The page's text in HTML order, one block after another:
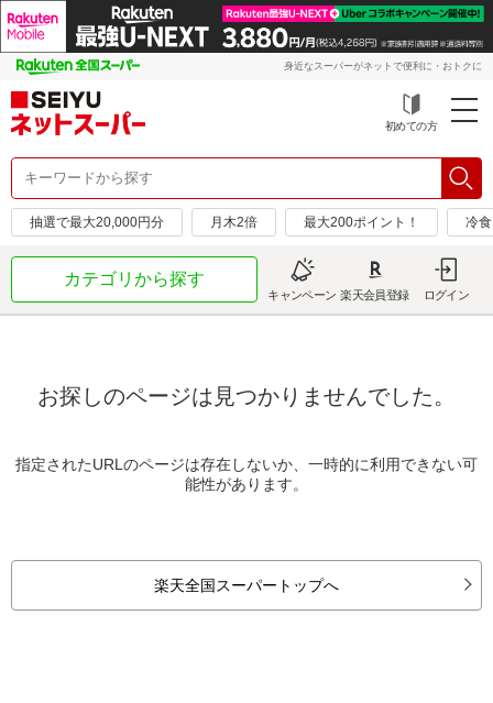
身近なスーパーがネットで便利に・おトクに
初めての方
抽選で最大20,000円分 月木2倍 最大200ポイント！ 冷
カテゴリから探す
キャンペーン 楽天会員登録 ログイン
お探しのページは見つかりませんでした。
指定されたURLのページは存在しないか、一時的に利用できない可
能性があります。
楽天全国スーパートップへ